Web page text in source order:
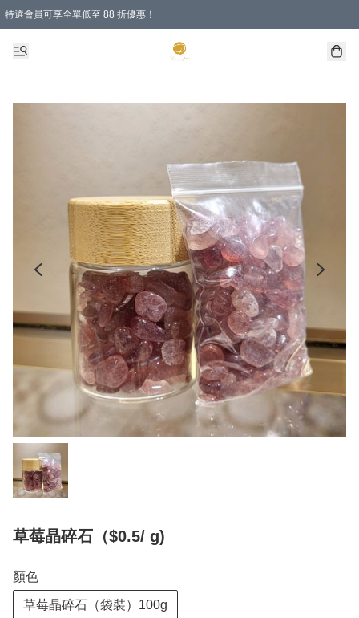
特選會員可享全單低至 88 折優惠！
草莓晶碎石（$0.5/ g)
顏色
草莓晶碎石（袋裝）100g